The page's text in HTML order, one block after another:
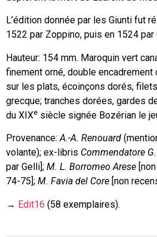
L’édition donnée par les Giunti fut
1522 par Zoppino, puis en 1524 par
Hauteur: 154 mm. Maroquin vert
finement orné, double
sur les plats, écoinçons dorés,
grecque; tranches dorées, gardes
du XIXe siècle signée Bozérian le
Provenance:A.-A. Renouard
volante); ex-libris Commendatore
par Gelli]; M. L. Borromeo Arese
74-75]; M. Favia del Core [non
→ Edit16 (58 exemplaires).